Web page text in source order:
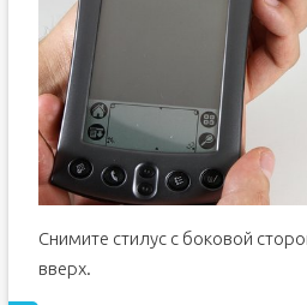
Снимите стилус с боковой
вверх.